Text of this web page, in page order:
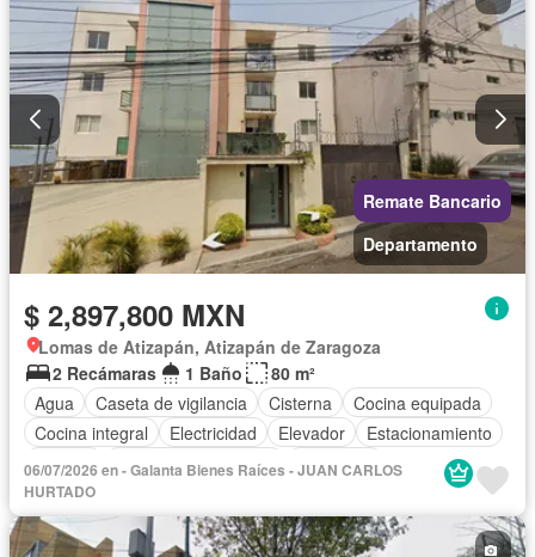
Remate Bancario
Departamento
$ 2,897,800 MXN
Lomas de Atizapán, Atizapán de Zaragoza
2 Recámaras
1 Baño
80 m²
Agua
Caseta de vigilancia Cisterna
Cocina equipada
Cocina integral
Electricidad Elevador
Estacionamiento
Internet
Recámara con closet
Seguridad
Vista panorámica
06/07/2026 en - Galanta Bienes Raíces - JUAN CARLOS
HURTADO